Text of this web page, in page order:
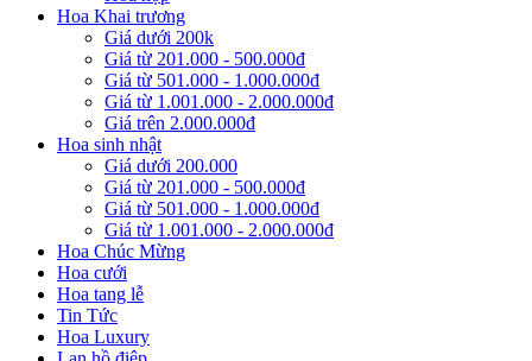
Hoa Khai trương
Giá dưới 200k
Giá từ 201.000 - 500.000đ
Giá từ 501.000 - 1.000.000đ
Giá từ 1.001.000 - 2.000.000đ
Giá trên 2.000.000đ
Hoa sinh nhật
Giá dưới 200.000
Giá từ 201.000 - 500.000đ
Giá từ 501.000 - 1.000.000đ
Giá từ 1.001.000 - 2.000.000đ
Hoa Chúc Mừng
Hoa cưới
Hoa tang lễ
Tin Tức
Hoa Luxury